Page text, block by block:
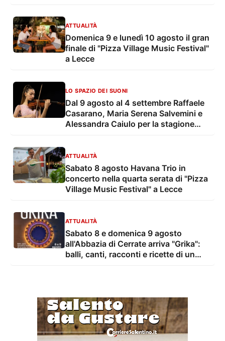
ATTUALITÀ
Domenica 9 e lunedì 10 agosto il gran
finale di "Pizza Village Music Festival"
a Lecce
LO SPAZIO DEI SUONI
Dal 9 agosto al 4 settembre Raffaele
Casarano, Maria Serena Salvemini e
Alessandra Caiulo per la stagione
ATTUALITÀ
Sabato 8 agosto Havana Trio in
concerto nella quarta serata di "Pizza
Village Music Festival" a Lecce
ATTUALITÀ
Sabato 8 e domenica 9 agosto
all'Abbazia di Cerrate arriva "Grika":
balli, canti, racconti e ricette di un